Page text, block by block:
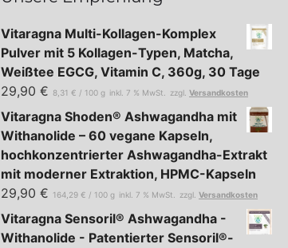
Vitaragna Multi-Kollagen-Komplex
Pulver mit 5 Kollagen-Typen, Matcha,
Weißtee EGCG, Vitamin C, 360g, 30 Tage
29,90 € 8,31 € / 100 g inkl. 7 % MwSt. zzgl. Versandkosten
Vitaragna Shoden® Ashwagandha mit
Withanolide – 60 vegane Kapseln,
hochkonzentrierter Ashwagandha-Extrakt
mit moderner Extraktion, HPMC-Kapseln
29,90 € 164,29 € / 100 g inkl. 7 % MwSt. zzgl. Versandkosten
Vitaragna Sensoril® Ashwagandha -
Withanolide - Patentierter Sensoril®-